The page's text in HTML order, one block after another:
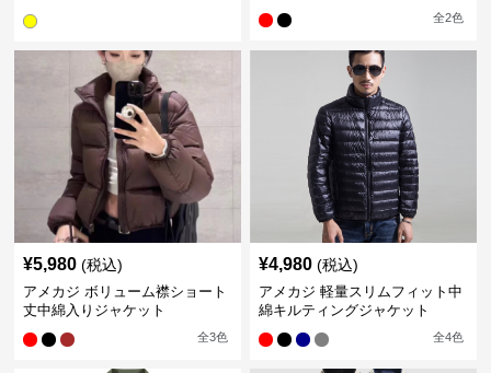
全2色
¥5,980 (税込)
アメカジ ボリューム襟ショート
丈中綿入りジャケット
全3色
¥4,980 (税込)
アメカジ 軽量スリムフィット中
綿キルティングジャケット
全4色